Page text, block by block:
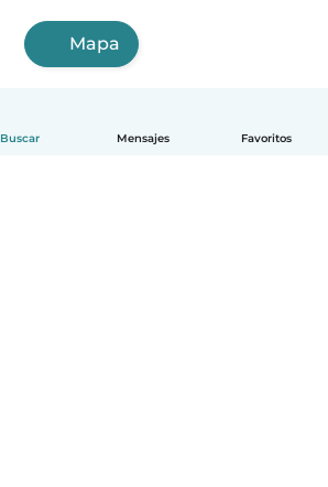
Buscar Mensajes Favoritos
Mapa